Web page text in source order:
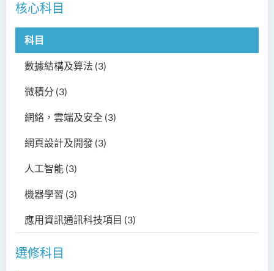
核心科目
科目
數據結構及算法 (3)
微積分 (3)
網絡，雲端及安全 (3)
網頁設計及開發 (3)
人工智能 (3)
機器學習 (3)
應用資訊通訊科技項目 (3)
選修科目